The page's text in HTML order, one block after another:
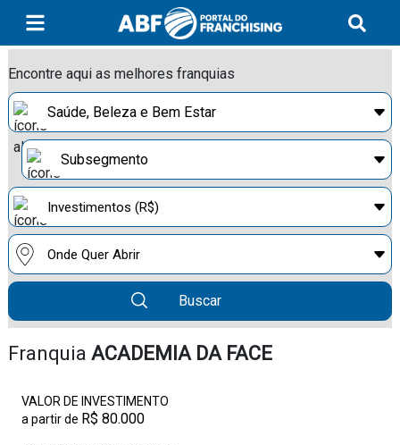
Encontre aqui as melhores franquias
Buscar
Franquia ACADEMIA DA FACE
VALOR DE INVESTIMENTO
a partir de R$ 80.000